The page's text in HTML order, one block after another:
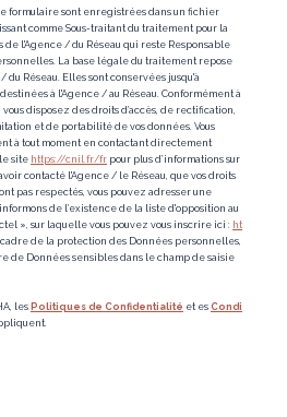
formulaire sont enregistrées dans un fichier
comme Sous-traitant du traitement pour la
l'Agence / du Réseau qui reste Responsable
La base légale du traitement repose
Réseau. Elles sont conservées jusqu'à
à l'Agence / au Réseau. Conformément à
disposez des droits d’accès, de rectification,
et de portabilité de vos données. Vous
à tout moment en contactant directement
site https://cnil.fr/fr pour plus d’informations sur
contacté l'Agence / le Réseau, que vos droits
pas respectés, vous pouvez adresser une
de l’existence de la liste d'opposition au
», sur laquelle vous pouvez vous inscrire ici : ht
cadre de la protection des Données personnelles,
de Données sensibles dans le champ de saisie
les Politiques de Confidentialité et es Condi